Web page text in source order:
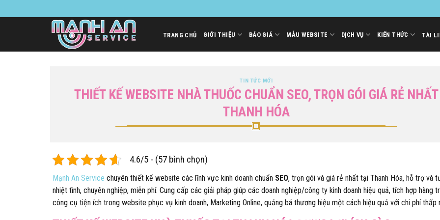
qua
TRANG CHỦ GIỚI THIỆU BÁO GIÁ MẪU WEBSITE DỊCH VỤ KIẾN THỨC TÀI
TIN TỨC MỚI
THIẾT KẾ WEBSITE NHÀ THUỐC CHUẨN SEO, TRỌN GÓI GIÁ RẺ NHẤT
THANH HÓA
4.6/5 - (57 bình chọn)
Mạnh An Service chuyên thiết kế website các lĩnh vực kinh doanh chuẩn SEO, trọn gói và giá rẻ nhất tại Thanh Hóa, hỗ trợ và
nhiệt tình, chuyên nghiệp, miễn phí. Cung cấp các giải pháp giúp các doanh nghiệp/công ty kinh doanh hiệu quả, tích hợp hàng
công cụ tiện ích trong website phục vụ kinh doanh, Marketing Online, quảng bá thương hiệu một cách hiệu quả với chi phí thấp